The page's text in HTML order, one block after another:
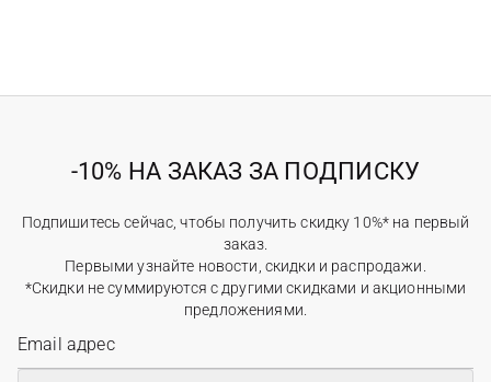
-10% НА ЗАКАЗ ЗА ПОДПИСКУ
Подпишитесь сейчас, чтобы получить скидку 10%* на первый
заказ.
Первыми узнайте новости, скидки и распродажи.
*Скидки не суммируются с другими скидками и акционными
предложениями.